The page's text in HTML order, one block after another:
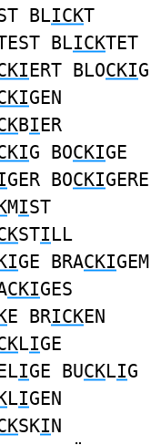
BLICKT
BLICKTET
ERT BLOCKIG
GEN
BIER
G BOCKIGE
GER BOCKIGERE
MIST
STILL
GE BRACKIGEM
CKIGES
E BRICKEN
LIGE
IGE BUCKLIG
LIGEN
SKIN